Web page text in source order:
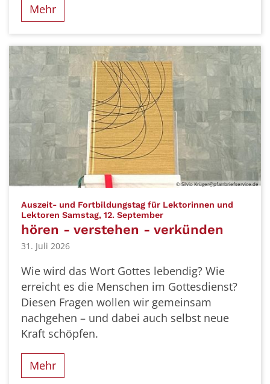
Mehr
© Silvio Krüger@pfarrbriefservice.de
Auszeit- und Fortbildungstag für Lektorinnen und
Lektoren Samstag, 12. September:
hören - verstehen - verkünden
31. Juli 2026
Wie wird das Wort Gottes lebendig? Wie
erreicht es die Menschen im Gottesdienst?
Diesen Fragen wollen wir gemeinsam
nachgehen – und dabei auch selbst neue
Kraft schöpfen.
Mehr